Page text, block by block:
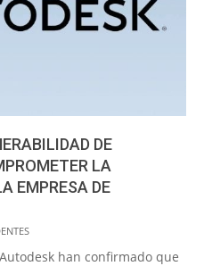
DE
LA
EMPRESA DE
han confirmado que